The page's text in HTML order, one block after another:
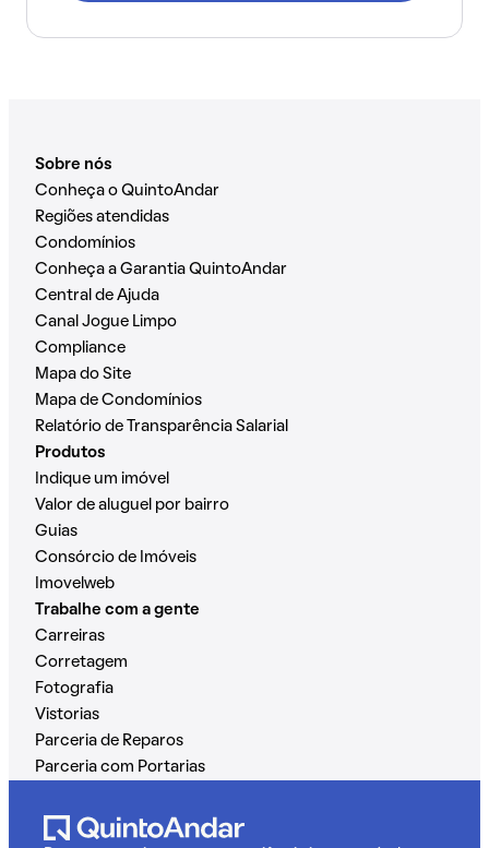
Sobre nós
Conheça o QuintoAndar
Regiões atendidas
Condomínios
Conheça a Garantia QuintoAndar
Central de Ajuda
Canal Jogue Limpo
Compliance
Mapa do Site
Mapa de Condomínios
Relatório de Transparência Salarial
Produtos
Indique um imóvel
Valor de aluguel por bairro
Guias
Consórcio de Imóveis
Imovelweb
Trabalhe com a gente
Carreiras
Corretagem
Fotografia
Vistorias
Parceria de Reparos
Parceria com Portarias